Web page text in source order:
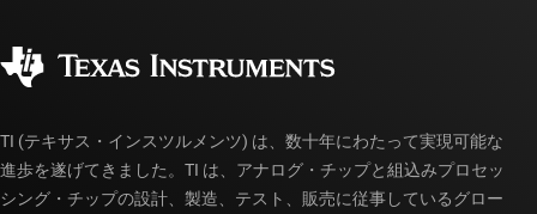
myTI アカウントの FAQ
TI (テキサス・インスツルメンツ) は、数十年にわたって実現可能な
進歩を遂げてきました。TI は、アナログ・チップと組込みプロセッ
シング・チップの設計、製造、テスト、販売に従事しているグロー